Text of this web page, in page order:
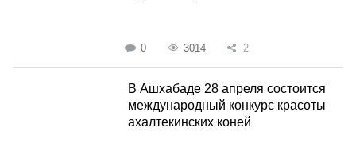
0 3014 2
В Ашхабаде 28 апреля состоится
международный конкурс красоты
ахалтекинских коней